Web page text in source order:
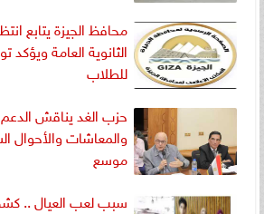
محافظ الجيزة يتابع
الثانوية العامة
للطلاب
حزب الغد يناقش الدعم
والمعاشات والأحوال
موسع
سبب لعب العيال ..